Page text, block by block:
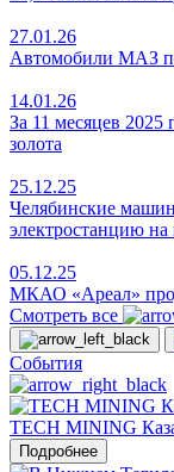
27.01.26
Автомобили МАЗ
14.01.26
За 11 месяцев 2025
золота
25.12.25
Челябинские
электростанцию
05.12.25
МКАО «Ареал»
Смотреть все
События
TECH MINING
Подробнее